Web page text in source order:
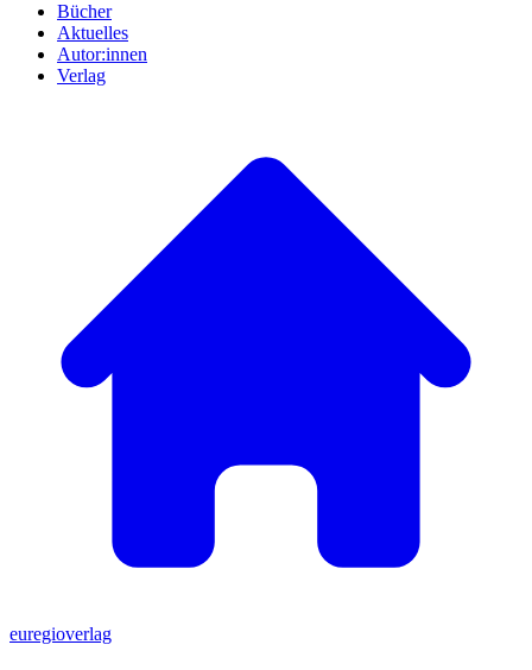
Bücher
Aktuelles
Autor:innen
Verlag
euregioverlag